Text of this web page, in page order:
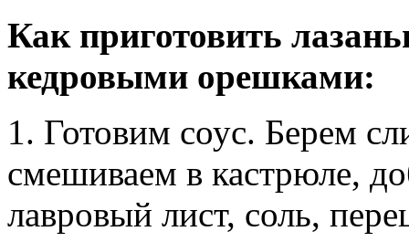
Как приготовить
кедровыми орешками:
1. Готовим соус. Берем
смешиваем в кастрюле,
лавровый лист, соль,